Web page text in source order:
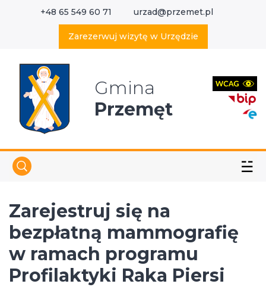
+48 65 549 60 71 urzad@przemet.pl
Zarezerwuj wizytę w Urzędzie
Gmina
Przemęt
☱
Zarejestruj się na
bezpłatną mammografię
w ramach programu
Profilaktyki Raka Piersi
Wyszukaj w serwisie